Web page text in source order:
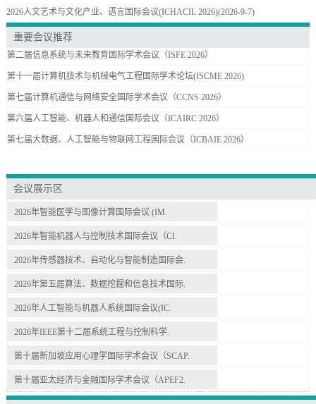
2026人文艺术与文化产业、语言国际会议(ICHACIL 2026)(2026-9-7)
重要会议推荐
第二届信息系统与未来教育国际学术会议（ISFE 2026）
第十一届计算机技术与机械电气工程国际学术论坛(ISCME 2026)
第七届计算机通信与网络安全国际学术会议（CCNS 2026）
第六届人工智能、机器人和通信国际会议（ICAIRC 2026）
第七届大数据、人工智能与物联网工程国际会议（ICBAIE 2026）
会议展示区
2026年智能医学与图像计算国际会议 (IM.
2026年智能机器人与控制技术国际会议（CI.
2026年传感器技术、自动化与智能制造国际会.
2026年第五届算法、数据挖掘和信息技术国际.
2026年人工智能与机器人系统国际会议(IC.
2026年IEEE第十二届系统工程与控制科学.
第十届新加坡应用心理学国际学术会议（SCAP.
第十届亚太经济与金融国际学术会议（APEF2.